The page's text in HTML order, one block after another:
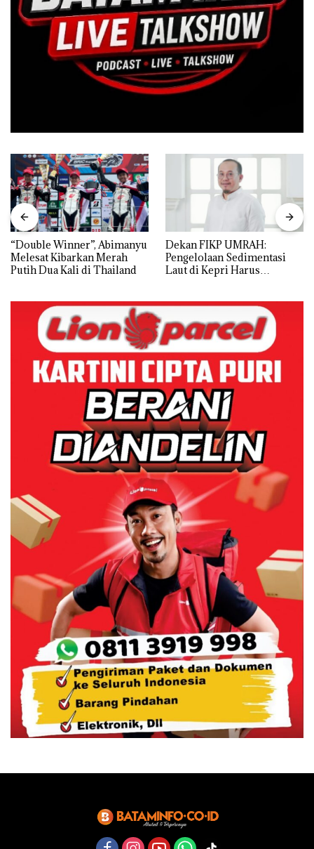
“Double Winner”, Abimanyu
Melesat Kibarkan Merah
Putih Dua Kali di Thailand
Dekan FIKP UMRAH:
Pengelolaan Sedimentasi
Laut di Kepri Harus
dengan Konservasi